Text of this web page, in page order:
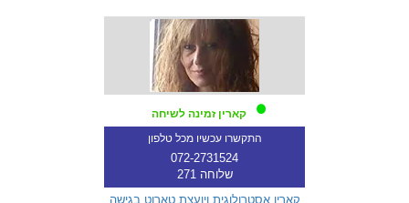
קארין זמינה לשיחה
התקשרו עכשיו מכל טלפון
072-2731524
שלוחה 271
קארין אסטרולוגית ויועצת טארוט בגישה